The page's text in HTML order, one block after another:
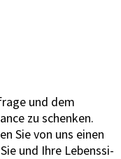
und dem
zu schen­ken.
Sie von uns einen
und Ihre Lebens­si­